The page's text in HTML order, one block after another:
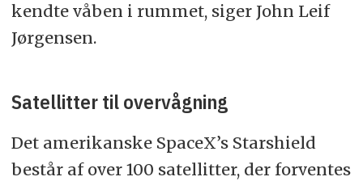
kendte våben i rummet, siger John Leif
Jørgensen.
Satellitter til overvågning
Det amerikanske SpaceX’s Starshield
består af over 100 satellitter, der forventes